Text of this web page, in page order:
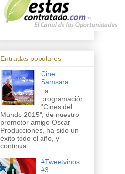
Entradas populares
Cine:
Samsara
La
programación
"Cines del
Mundo 2015", de nuestro
promotor amigo Oscar
Producciones, ha sido un
éxito todo el año, y
continua...
#Tweetvinos
#3